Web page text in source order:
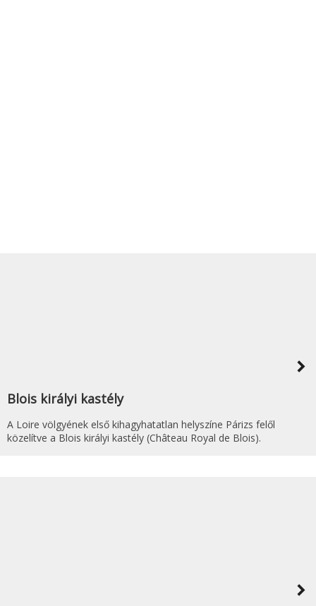
navigate_next
Blois királyi kastély
A Loire völgyének első kihagyhatatlan helyszíne Párizs felől
közelítve a Blois királyi kastély (Château Royal de Blois).
navigate_next